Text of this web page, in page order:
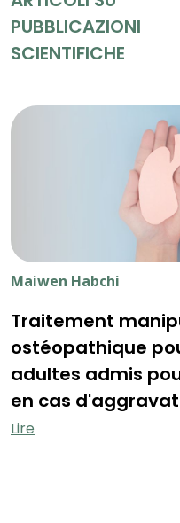
PUBBLICAZIONI
SCIENTIFICHE
Maiwen Habchi
Traitement
ostéopathique
adultes admis
en cas
Lire